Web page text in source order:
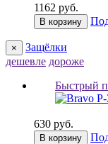
1162 руб.
В корзину
×
Защёлки
дешевле дороже
Быстрый
630 руб.
В корзину